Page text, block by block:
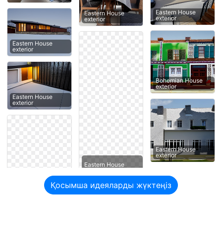
Eastern House
exterior
Eastern House
exterior
Eastern House
exterior
Eastern House
Eastern House
exterior
Bohemian House
exterior
Eastern House
exterior
Қосымша идеяларды жүктеңіз